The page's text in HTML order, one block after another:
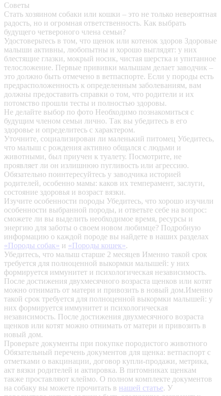
Советы
Стать хозяином собаки или кошки – это не только невероятная
радость, но и огромная ответственность. Как выбрать
будущего четвероного члена семьи?
Удостоверьтесь в том, что щенок или котенок здоров Здоровые
малыши активны, любопытны и хорошо выглядят: у них
блестящие глазки, мокрый носик, чистая шерстка и упитанное
телосложение. Первые прививки малышам делает заводчик –
это должно быть отмечено в ветпаспорте. Если у породы есть
предрасположенность к определенным заболеваниям, вам
должны предоставить справки о том, что родители и их
потомство прошли тесты и полностью здоровы.
Не делайте выбор по фото Необходимо познакомиться с
будущим членом семьи лично. Так вы убедитесь в его
здоровье и определитесь с характером.
Уточните, социализирован ли маленький питомец Убедитесь,
что малыш с рождения активно общался с людьми и
животными, был приучен к туалету. Посмотрите, не
проявляет ли он излишнюю пугливость или агрессию.
Обязательно поинтересуйтесь у заводчика историей
родителей, особенно мамы: каков их темперамент, заслуги,
состояние здоровья и возраст вязки.
Изучите особенности породы Убедитесь, что хорошо изучили
особенности выбранной породы, и ответьте себе на вопрос:
сможете ли вы выделить необходимое время, ресурсы и
энергию для заботы о своем новом любимце? Подробную
информацию о каждой породе вы найдете в наших разделах
«Породы собак» и «Породы кошек».
Убедитесь, что малыш старше 2 месяцев Именно такой срок
требуется для полноценной выкормки малышей: у них
формируется иммунитет и психологическая независимость.
После достижения двухмесячного возраста щенков или котят
можно отнимать от матери и привозить в новый дом.Именно
такой срок требуется для полноценной выкормки малышей: у
них формируется иммунитет и психологическая
независимость. После достижения двухмесячного возраста
щенков или котят можно отнимать от матери и привозить в
новый дом.
Проверьте документы при покупке породистого животного
Обязательный перечень документов для щенка: ветпаспорт с
отметками о вакцинации, договор купли-продажи, метрика,
акт вязки родителей и актировка. В питомниках щенкам
также проставляют клеймо. О полном комплекте документов
на собаку вы можете прочитать в нашей статье. У